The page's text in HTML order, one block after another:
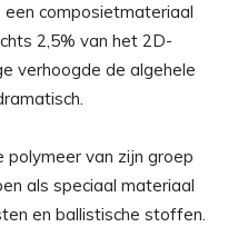
composietmateriaal
2,5% van het 2D-
verhoogde de algehele
van zijn groep
als speciaal materiaal
en ballistische stoffen.